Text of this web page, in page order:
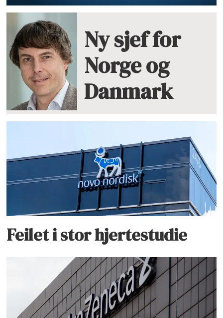
Ny sjef for
Norge og
Danmark
Feilet i stor hjertestudie